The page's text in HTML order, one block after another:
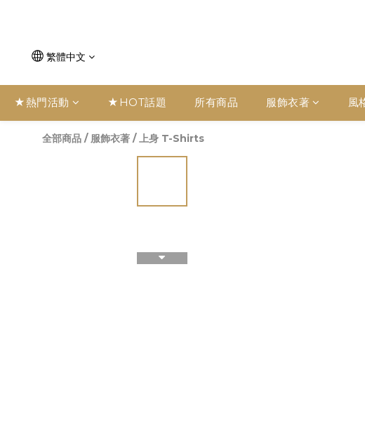
繁體中文
★熱門活動 ★HOT話題 所有商品 服飾衣著 風
全部商品 / 服飾衣著 /上身 T-Shirts